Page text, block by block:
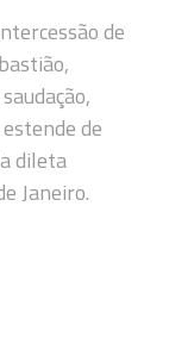
de
de
dileta
Janeiro.